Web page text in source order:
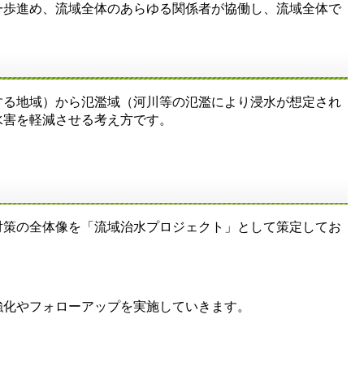
進め、流域全体のあらゆる関係者が協働し、流域全体で
地域）から氾濫域（河川等の氾濫により浸水が想定され
を軽減させる考え方です。
の全体像を「流域治水プロジェクト」として策定してお
やフォローアップを実施していきます。